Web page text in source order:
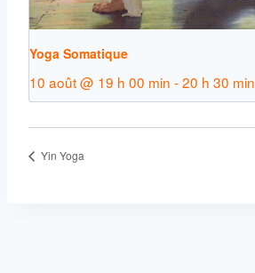
Yoga Somatique
10 août @ 19 h 00 min -20 h 30 min
Yin Yoga